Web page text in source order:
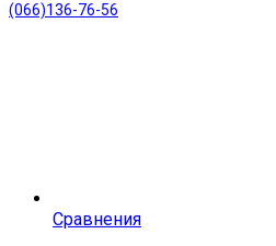
(066)136-76-56
Сравнения